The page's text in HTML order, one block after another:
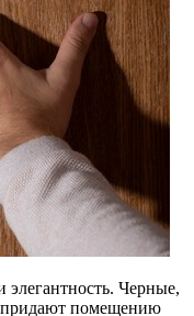
Черные,
придают помещению